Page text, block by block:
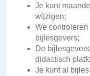
Je kunt
wijzigen;
We
bijlesgevers;
De
didactisch
Je kunt al